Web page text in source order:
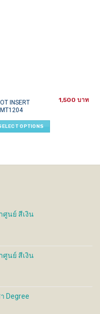
INSERT
1,500
OPTIONS
ศูนย์ สีเงิน
฿
฿
ศูนย์ สีเงิน
฿
Degree